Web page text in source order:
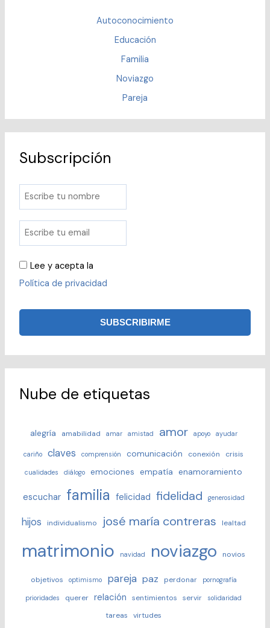
Autoconocimiento
Educación
Familia
Noviazgo
Pareja
Subscripción
Lee y acepta la
Política de privacidad
Nube de etiquetas
alegría amabilidad amar amistad amor apoyo ayudar
cariño claves comprensión comunicación conexión crisis
cualidades diálogo emociones empatía enamoramiento
escuchar familia felicidad fidelidad generosidad
hijos individualismo josé maría contreras lealtad
matrimonio navidad noviazgo novios
objetivos optimismo pareja paz perdonar pornografía
prioridades querer relación sentimientos servir solidaridad
tareas virtudes